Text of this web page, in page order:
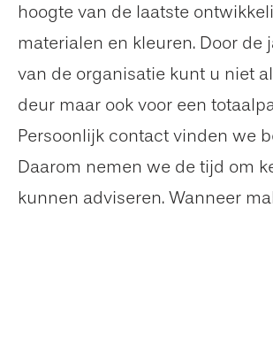
hoogte van de laatste
materialen en kleuren. Door
van de organisatie kunt u niet
deur maar ook voor een
Persoonlijk contact vinden we
Daarom nemen we de tijd om
kunnen adviseren. Wanneer